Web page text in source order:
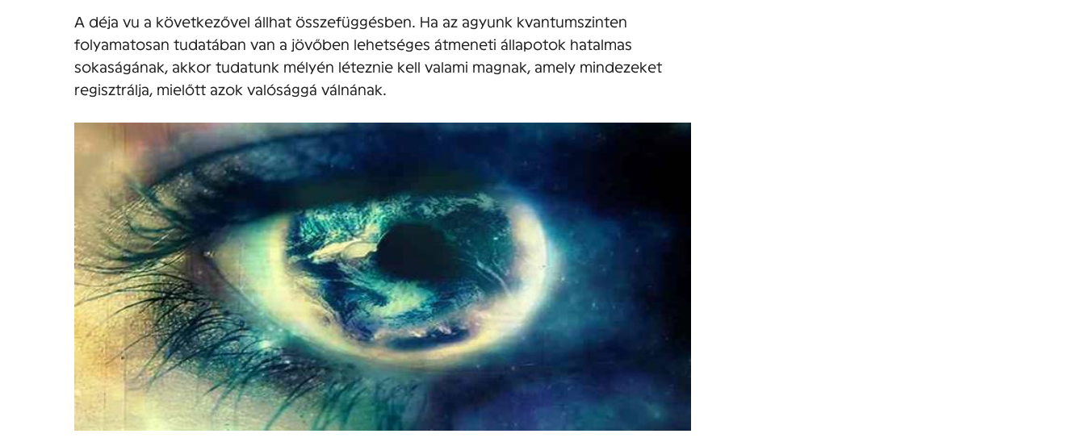
A déja vu a következővel állhat összefüggésben. Ha az agyunk kvantumszinten
folyamatosan tudatában van a jövőben lehetséges átmeneti állapotok hatalmas
sokaságának, akkor tudatunk mélyén léteznie kell valami magnak, amely mindezeket
regisztrálja, mielőtt azok valósággá válnának.